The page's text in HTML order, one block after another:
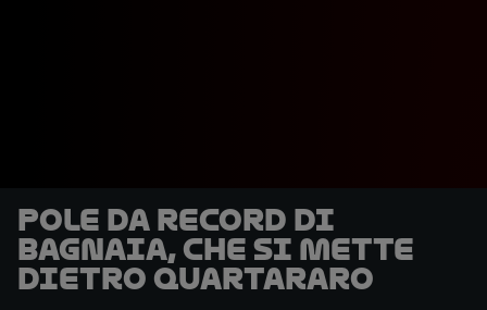
Pole da record di
Bagnaia, che si mette
dietro Quartararo